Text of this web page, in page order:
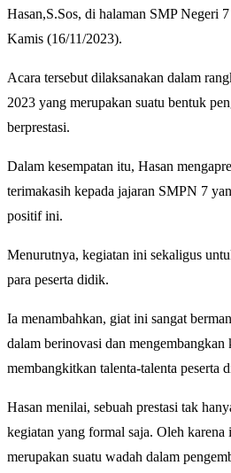
Hasan,S.Sos, di halaman SMP Negeri
Kamis (16/11/2023).
Acara tersebut dilaksanakan dalam
2023 yang merupakan suatu bentuk
berprestasi.
Dalam kesempatan itu, Hasan
terimakasih kepada jajaran SMPN 7
positif ini.
Menurutnya, kegiatan ini sekaligus
para peserta didik.
Ia menambahkan, giat ini sangat
dalam berinovasi dan mengembangkan
membangkitkan talenta-talenta peserta
Hasan menilai, sebuah prestasi tak
kegiatan yang formal saja. Oleh karena
merupakan suatu wadah dalam